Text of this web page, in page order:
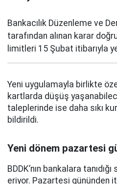
Bankacılık Düzenleme ve
tarafından alınan karar
limitleri 15 Şubat itibarıyla
Yeni uygulamayla birlikte
kartlarda düşüş
taleplerinde ise daha sıkı
bildirildi.
Yeni dönem pazartesi
BDDK’nın bankalara
eriyor. Pazartesi gününden